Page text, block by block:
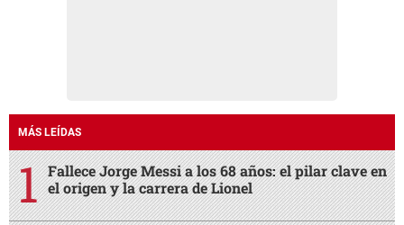
MÁS LEÍDAS
Fallece Jorge Messi a los 68 años: el pilar clave en
el origen y la carrera de Lionel